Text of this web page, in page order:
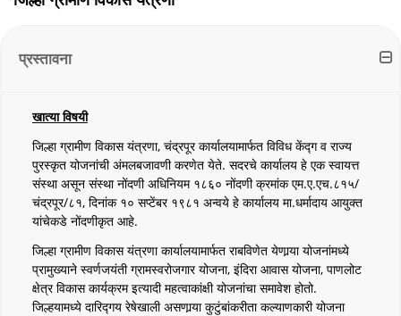
प्रस्तावना
खात्या विषयी
जिल्हा ग्रामीण विकास यंत्रणा, चंद्रपूर कार्यालयामार्फत विविध केंद्ग व राज्य
पुरस्कृत योजनांची अंमलबजावणी करणेत येते. सदरचे कार्यालय हे एक स्वायत्त
संस्था असून संस्था नोंदणी अधिनियम १८६० नोंदणी क्रमांक एम.ए.एच.८१५/
चंद्रपूर/८१, दिनांक १० सप्टेंबर १९८१ अन्वये हे कार्यालय मा.धर्मादाय आयुक्त
यांचेकडे नोंदणीकृत आहे.
जिल्हा ग्रामीण विकास यंत्रणा कार्यालयामार्फत राबविणेत येणार्‍या योजनांमध्ये
प्रामुख्याने स्वर्णजयंती ग्रामस्वरोजगार योजना, इंदिरा आवास योजना, पाणलोट
क्षेत्र विकास कार्यक्रम इत्यादी महत्वाकांक्षी योजनांचा समावेश होतो.
जिल्हयामध्ये दारिद्गय रेषेखाली असणार्‍या कुटुंबांकरीता कल्याणकारी योजना